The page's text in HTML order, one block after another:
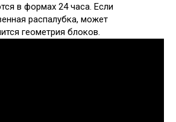
в формах 24 часа. Если
распалубка, может
геометрия блоков.